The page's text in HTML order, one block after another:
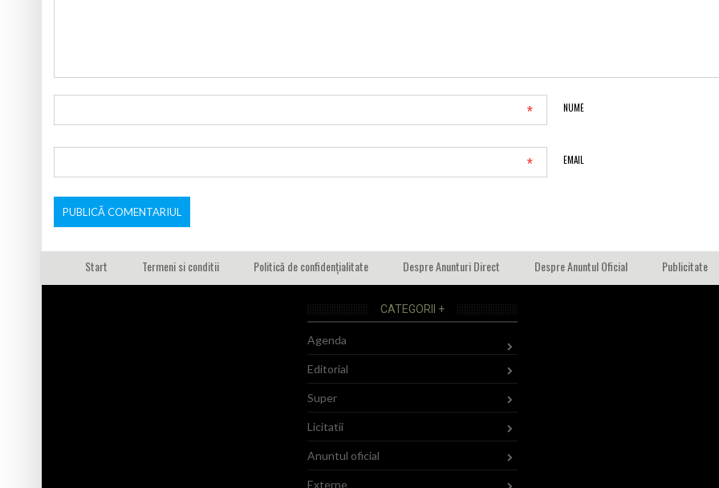
NUME
*
EMAIL
*
Start Termeni si conditii Politică de confidențialitate Despre Anunturi Direct Despre Anuntul Oficial Publicitate
CATEGORII +
Agenda
Editorial
Super
Licitatii
Anuntul oficial
Externe